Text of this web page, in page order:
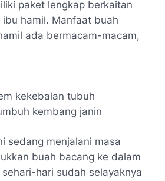
paket lengkap berkaitan
hamil. Manfaat buah
ada bermacam-macam,
kekebalan tubuh
kembang janin
sedang menjalani masa
buah bacang ke dalam
hari sudah selayaknya